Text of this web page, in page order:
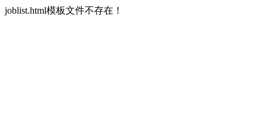
joblist.html模板文件不存在！